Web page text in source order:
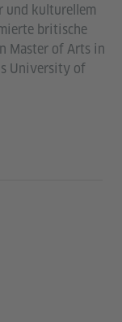
und kulturellem
britische
Master of Arts in
University of